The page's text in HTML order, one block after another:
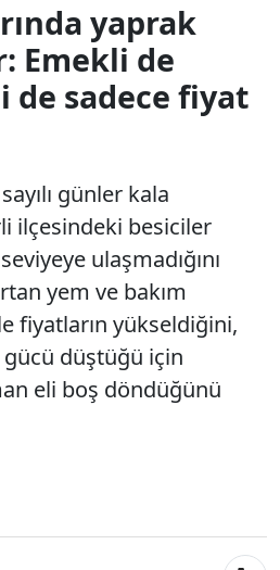
yaprak
Emekli de
de sadece fiyat
günler kala
ilçesindeki besiciler
ulaşmadığını
yem ve bakım
fiyatların yükseldiğini,
gücü düştüğü için
eli boş döndüğünü